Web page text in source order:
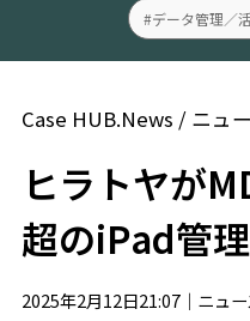
#データ管理／
Case HUB.News / ニュ
ヒラトヤが
超のiPad管
2025年2月12日21:07｜ ニュ